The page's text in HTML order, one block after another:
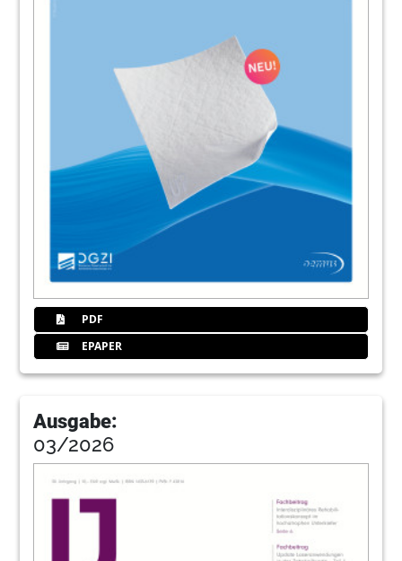
PDF
EPAPER
Ausgabe:
03/2026